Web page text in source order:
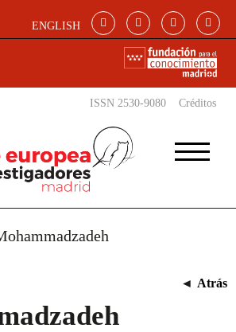
ENGLISH
ISSN 2530-9080 Créditos
◄ Atrás